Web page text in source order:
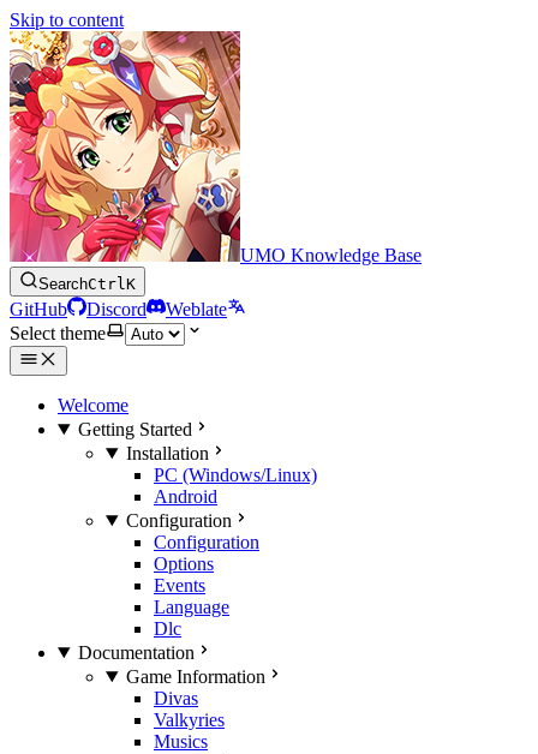
Skip to content
UMO Knowledge Base
SearchCtrlK
GitHub Discord
Weblate
Select theme
Welcome
Getting Started
Installation
PC (Windows/Linux)
Android
Configuration
Configuration
Options
Events
Language
Dlc
Documentation
Game Information
Divas
Valkyries
Musics